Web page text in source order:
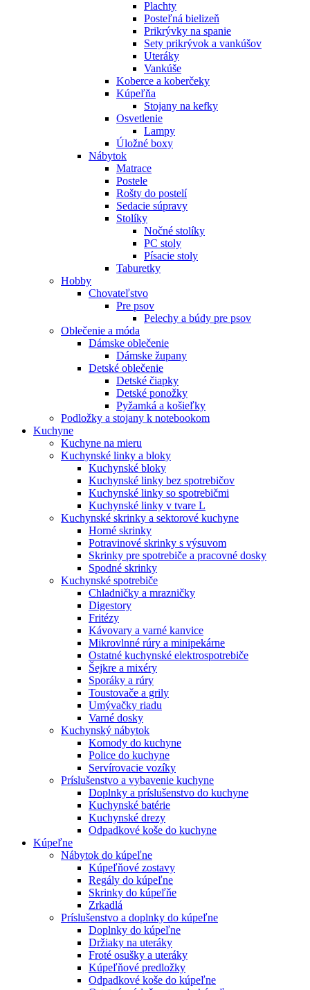
Plachty
Posteľná bielizeň
Prikrývky na spanie
Sety prikrývok a vankúšov
Uteráky
Vankúše
Koberce a koberčeky
Kúpeľňa
Stojany na kefky
Osvetlenie
Lampy
Úložné boxy
Nábytok
Matrace
Postele
Rošty do postelí
Sedacie súpravy
Stolíky
Nočné stolíky
PC stoly
Písacie stoly
Taburetky
Hobby
Chovateľstvo
Pre psov
Pelechy a búdy pre psov
Oblečenie a móda
Dámske oblečenie
Dámske župany
Detské oblečenie
Detské čiapky
Detské ponožky
Pyžamká a košieľky
Podložky a stojany k notebookom
Kuchyne
Kuchyne na mieru
Kuchynské linky a bloky
Kuchynské bloky
Kuchynské linky bez spotrebičov
Kuchynské linky so spotrebičmi
Kuchynské linky v tvare L
Kuchynské skrinky a sektorové kuchyne
Horné skrinky
Potravinové skrinky s výsuvom
Skrinky pre spotrebiče a pracovné dosky
Spodné skrinky
Kuchynské spotrebiče
Chladničky a mrazničky
Digestory
Fritézy
Kávovary a varné kanvice
Mikrovlnné rúry a minipekárne
Ostatné kuchynské elektrospotrebiče
Šejkre a mixéry
Sporáky a rúry
Toustovače a grily
Umývačky riadu
Varné dosky
Kuchynský nábytok
Komody do kuchyne
Police do kuchyne
Servírovacie vozíky
Príslušenstvo a vybavenie kuchyne
Doplnky a príslušenstvo do kuchyne
Kuchynské batérie
Kuchynské drezy
Odpadkové koše do kuchyne
Kúpeľne
Nábytok do kúpeľne
Kúpeľňové zostavy
Regály do kúpeľne
Skrinky do kúpeľňe
Zrkadlá
Príslušenstvo a doplnky do kúpeľne
Doplnky do kúpeľne
Držiaky na uteráky
Froté osušky a uteráky
Kúpeľňové predložky
Odpadkové koše do kúpeľne